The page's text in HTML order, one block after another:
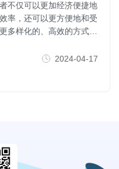
不仅可以更加经济便捷地
率，还可以更方便地和受
多样化的、高效的方式增
2024-04-17